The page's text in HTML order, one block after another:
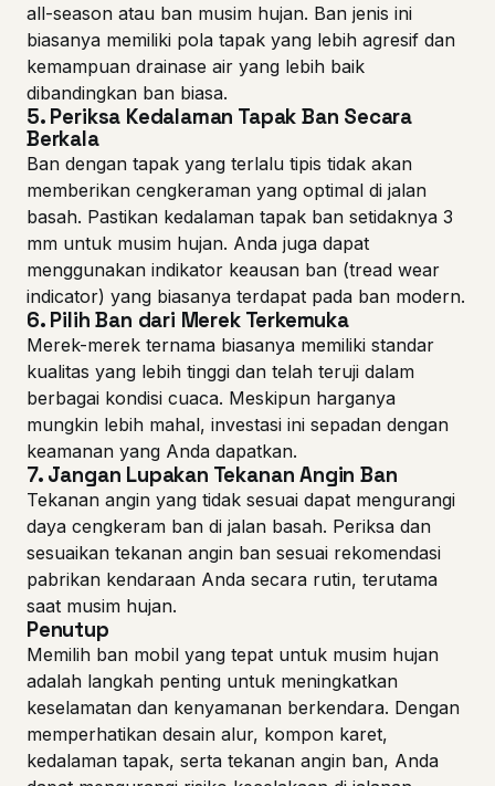
all-season atau ban musim hujan. Ban jenis ini
biasanya memiliki pola tapak yang lebih agresif dan
kemampuan drainase air yang lebih baik
dibandingkan ban biasa.
5. Periksa Kedalaman Tapak Ban Secara
Berkala
Ban dengan tapak yang terlalu tipis tidak akan
memberikan cengkeraman yang optimal di jalan
basah. Pastikan kedalaman tapak ban setidaknya 3
mm untuk musim hujan. Anda juga dapat
menggunakan indikator keausan ban (tread wear
indicator) yang biasanya terdapat pada ban modern.
6. Pilih Ban dari Merek Terkemuka
Merek-merek ternama biasanya memiliki standar
kualitas yang lebih tinggi dan telah teruji dalam
berbagai kondisi cuaca. Meskipun harganya
mungkin lebih mahal, investasi ini sepadan dengan
keamanan yang Anda dapatkan.
7. Jangan Lupakan Tekanan Angin Ban
Tekanan angin yang tidak sesuai dapat mengurangi
daya cengkeram ban di jalan basah. Periksa dan
sesuaikan tekanan angin ban sesuai rekomendasi
pabrikan kendaraan Anda secara rutin, terutama
saat musim hujan.
Penutup
Memilih ban mobil yang tepat untuk musim hujan
adalah langkah penting untuk meningkatkan
keselamatan dan kenyamanan berkendara. Dengan
memperhatikan desain alur, kompon karet,
kedalaman tapak, serta tekanan angin ban, Anda